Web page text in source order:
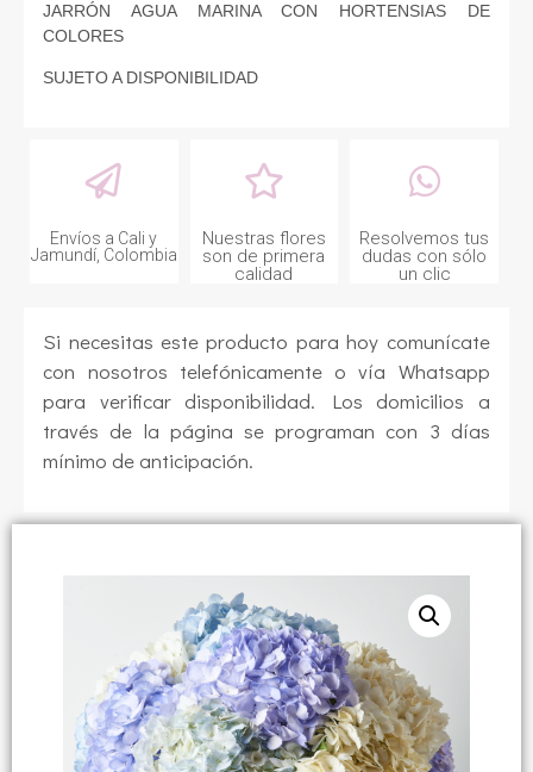
JARRÓN AGUA MARINA CON HORTENSIAS DE
COLORES
SUJETO A DISPONIBILIDAD
Envíos a Cali y
Jamundí, Colombia
Nuestras flores
son de primera
calidad
Resolvemos tus
dudas con sólo
un clic
Si necesitas este producto para hoy comunícate
con nosotros telefónicamente o vía Whatsapp
para verificar disponibilidad. Los domicilios a
través de la página se programan con 3 días
mínimo de anticipación.